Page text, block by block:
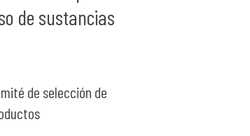
de sustancias
de selección de